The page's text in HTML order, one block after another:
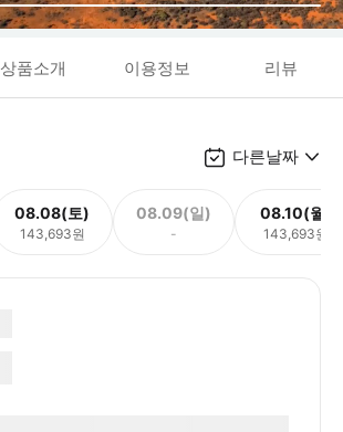
상품소개 이용정보 리뷰
다른날짜
08.08(토)
143,693원
08.09(일)
-
08.10(월)
143,693원